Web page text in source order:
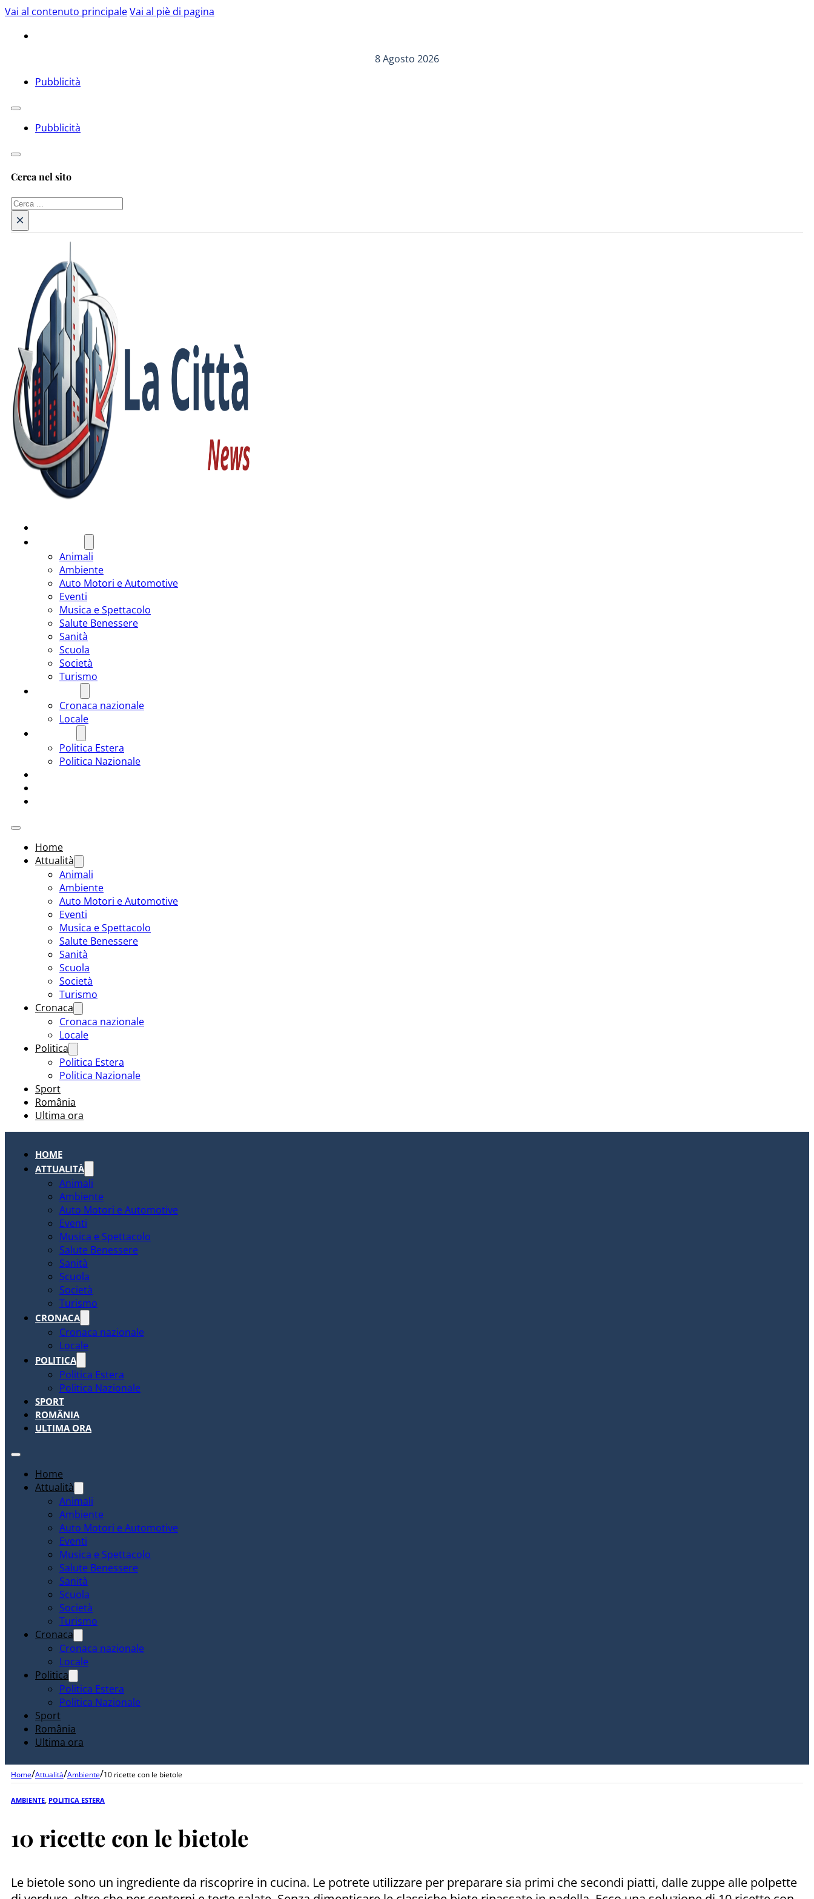
Vai al contenuto principaleVai al piè di pagina
8 Agosto 2026
Pubblicità
Pubblicità
Cerca nel sito
Cerca
×
Animali
Ambiente
Auto Motori e Automotive
Eventi
Musica e Spettacolo
Salute Benessere
Sanità
Scuola
Società
Turismo
Cronaca nazionale
Locale
Politica Estera
Politica Nazionale
Home
Attualità
Animali
Ambiente
Auto Motori e Automotive
Eventi
Musica e Spettacolo
Salute Benessere
Sanità
Scuola
Società
Turismo
Cronaca
Cronaca nazionale
Locale
Politica
Politica Estera
Politica Nazionale
Sport
România
Ultima ora
HOME
ATTUALITÀ
Animali
Ambiente
Auto Motori e Automotive
Eventi
Musica e Spettacolo
Salute Benessere
Sanità
Scuola
Società
Turismo
CRONACA
Cronaca nazionale
Locale
POLITICA
Politica Estera
Politica Nazionale
SPORT
ROMÂNIA
ULTIMA ORA
Home
Attualità
Animali
Ambiente
Auto Motori e Automotive
Eventi
Musica e Spettacolo
Salute Benessere
Sanità
Scuola
Società
Turismo
Cronaca
Cronaca nazionale
Locale
Politica
Politica Estera
Politica Nazionale
Sport
România
Ultima ora
Home/Attualità/Ambiente/10 ricette con le bietole
AMBIENTE POLITICA ESTERA
10 ricette con le bietole
Le bietole sono un ingrediente da riscoprire in cucina. Le potrete utilizzare per preparare sia primi che secondi piatti, dalle zuppe alle polpette